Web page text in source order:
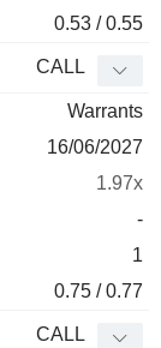
0.53 / 0.55
CALL
Warrants
16/06/2027
1.97x
-
1
0.75 / 0.77
CALL